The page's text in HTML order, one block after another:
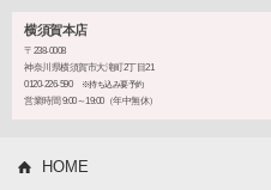
横須賀本店
〒238-0008
神奈川県横須賀市大滝町2丁目21
0120-226-590
※持ち込み要予約
営業時間 9:00～19:00（年中無休）
HOME